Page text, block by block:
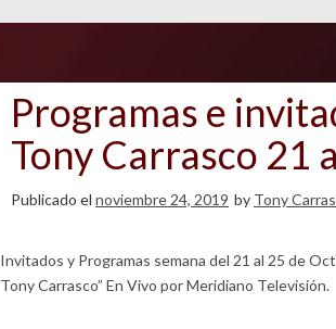
Programas e
Tony Carrasco 21
Publicado el noviembre 24, 2019 by Tony
Invitados y Programas semana del 21 al 25 de
Tony Carrasco” En Vivo por Meridiano Televisión.